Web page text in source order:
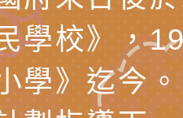
有聲》主題
辦理115年
營 「正
命教育(
政府LED
託播影片
台東博
學校》，
學》迄今。